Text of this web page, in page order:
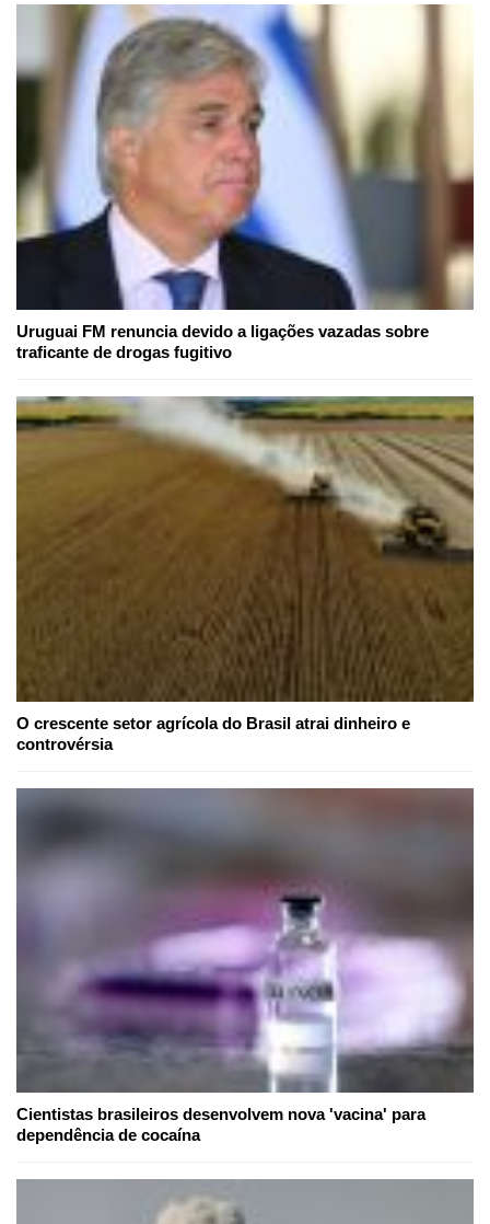
Uruguai FM renuncia devido a ligações vazadas sobre
traficante de drogas fugitivo
O crescente setor agrícola do Brasil atrai dinheiro e
controvérsia
Cientistas brasileiros desenvolvem nova 'vacina' para
dependência de cocaína